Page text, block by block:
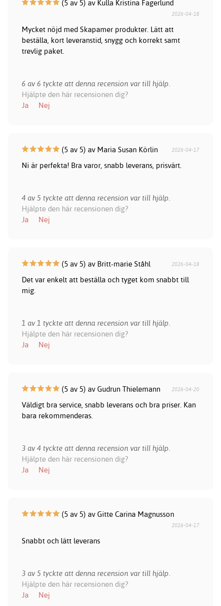
(5 av 5) av Kulla Kristina Fagerlund
2026-04-18
Mycket nöjd med Skapamer produkter. Lätt att
beställa, kort leveranstid, snygg och korrekt samt
trevlig paket.
6 av 6 tyckte att denna recension var till hjälp.
Hjälpte den här recensionen dig?
Ja
Nej
(5 av 5) av Maria Susan Körlin 2026-04-17
Ni är perfekta! Bra varor, snabb leverans, prisvärt.
4 av 5 tyckte att denna recension var till hjälp.
Hjälpte den här recensionen dig?
Ja
Nej
(5 av 5) av Britt-marie Ståhl 2026-04-18
Det var enkelt att beställa och tyget kom snabbt till
mig.
1 av 1 tyckte att denna recension var till hjälp.
Hjälpte den här recensionen dig?
Ja
Nej
(5 av 5) av Gudrun Thielemann 2026-04-20
Väldigt bra service, snabb leverans och bra priser. Kan
bara rekommenderas.
3 av 4 tyckte att denna recension var till hjälp.
Hjälpte den här recensionen dig?
Ja
Nej
(5 av 5) av Gitte Carina Magnusson
2026-04-17
Snabbt och lätt leverans
3 av 5 tyckte att denna recension var till hjälp.
Hjälpte den här recensionen dig?
Ja
Nej